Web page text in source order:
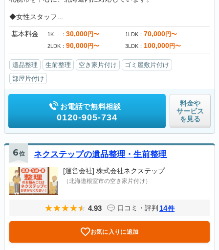
◆女性スタッフ...
基本料金 1K 30,000円〜 1LDK 70,000円〜
2LDK 90,000円〜 3LDK 100,000円〜
遺品整理 生前整理 空き家片付け
ゴミ屋敷片付け
部屋片付け
お電話で無料相談
0120-905-734
料金や
サービス
を見る
6位 ネクステップの遺品整理・生前整理
[運営会社] 株式会社ネクステップ
（北海道根室市の空き家片付け）
4.93 口コミ・評判 14件
お気に入りに追加